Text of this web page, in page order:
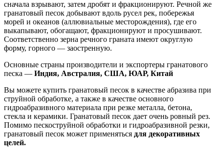
сначала взрывают, затем дробят и фракционируют. Речной же
гранатовый песок добывают вдоль русел рек, побережья
морей и океанов (аллювиальные месторождения), где его
выкапывают, обогащают, фракционируют и просушивают.
Соответственно зерна речного граната имеют округлую
форму, горного — заостренную.
Основные страны производители и экспортеры гранатового
песка — Индия, Австралия, США, ЮАР, Китай
Вы можете купить гранатовый песок в качестве абразива при
струйной обработке, а также в качестве основного
гидроабразивного материала при резке металла, бетона,
стекла и керамики. Гранатовый песок дает очень ровный рез.
Помимо пескоструйной обработки и гидроабразивной резки,
гранатовый песок может применяться для декоративных
целей.